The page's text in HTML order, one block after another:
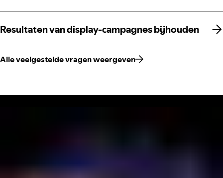
Resultaten van display-campagnes bijhouden
Resultaten van display-campagnes bijhouden
Alle veelgestelde vragen weergeven